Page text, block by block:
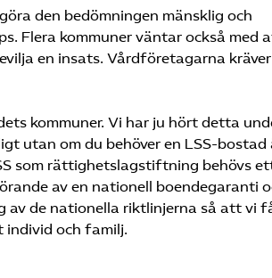
den bedömningen mänsklig och
Flera kommuner väntar också med
en insats. Vårdföretagarna kräver
kommuner. Vi har ju hört detta
utan om du behöver en LSS-bostad
som rättighetslagstiftning behövs
av en nationell boendegaranti
av de nationella riktlinjerna så att vi
individ och familj.